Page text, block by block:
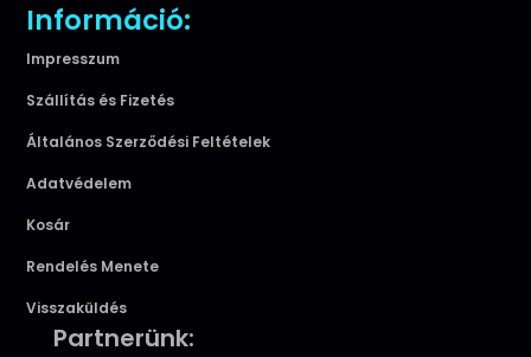
Információ:
Impresszum
Szállítás és Fizetés
Általános Szerződési Feltételek
Adatvédelem
Kosár
Rendelés Menete
Visszaküldés
Partnerünk: